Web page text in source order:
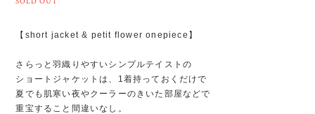
【short jacket & petit flower onepiece】
さらっと羽織りやすいシンプルテイストの
ショートジャケットは、1着持っておくだけで
夏でも肌寒い夜やクーラーのきいた部屋などで
重宝すること間違いなし。